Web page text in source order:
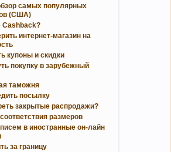
самых популярных
(США)
Cashback?
интернет-магазин на
купоны и скидки
покупку в зарубежный
таможня
посылку
закрытые распродажи?
размеров
в иностранные он-лайн
за границу